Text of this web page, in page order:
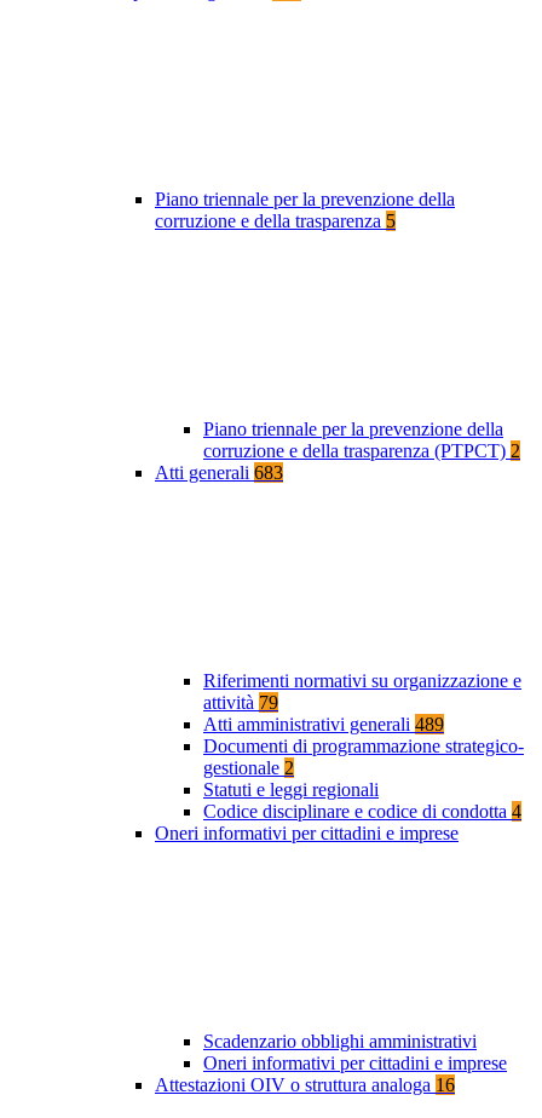
Piano triennale per la prevenzione della
corruzione e della trasparenza 5
Piano triennale per la prevenzione della
corruzione e della trasparenza (PTPCT) 2
Atti generali 683
Riferimenti normativi su organizzazione e
attività 79
Atti amministrativi generali 489
Documenti di programmazione strategico-
gestionale 2
Statuti e leggi regionali
Codice disciplinare e codice di condotta 4
Oneri informativi per cittadini e imprese
Scadenzario obblighi amministrativi
Oneri informativi per cittadini e imprese
Attestazioni OIV o struttura analoga 16